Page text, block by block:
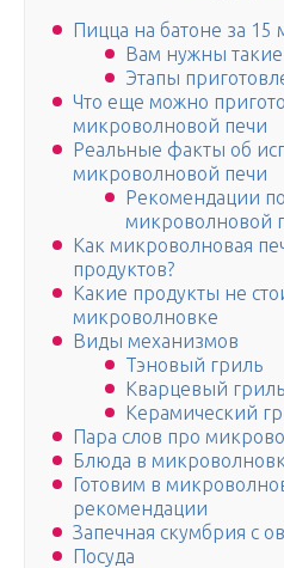
Пицца на батоне за 15
Вам нужны
Этапы
Что еще можно
микроволновой печи
Реальные факты об
микроволновой печи
Рекомендации
микроволновой
Как микроволновая
продуктов?
Какие продукты не
микроволновке
Виды механизмов
Тэновый гриль
Кварцевый гриль
Керамический
Пара слов про
Блюда в
Готовим в
рекомендации
Запечная скумбрия с
Посуда